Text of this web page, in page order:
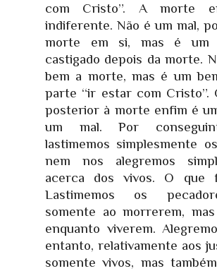
com Cristo”. A morte
indiferente. Não é um mal,
morte em si, mas é um
castigado depois da morte.
bem a morte, mas é um
parte “ir estar com Cristo”.
posterior à morte enfim é
um mal. Por
lastimemos simplesmente
nem nos alegremos
acerca dos vivos. O que
Lastimemos os
somente ao morrerem,
enquanto viverem.
entanto, relativamente aos
somente vivos, mas